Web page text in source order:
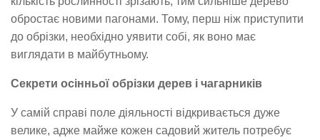
обростає новими пагонами. Тому, перш ніж приступити
до обрізки, необхідно уявити собі, як воно має
виглядати в майбутньому.
Секрети осінньої обрізки дерев і чагарників
У самій справі поле діяльності відкривається дуже
велике, адже майже кожен садовий житель потребує